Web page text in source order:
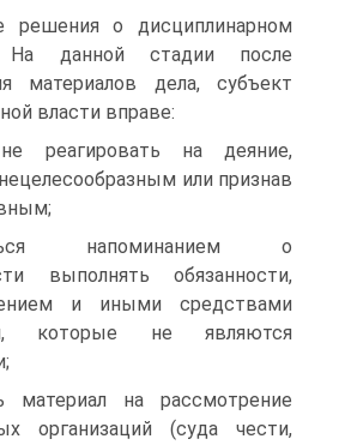
решения о дисциплинарном
На данной стадии после
материалов дела, субъект
власти вправе:
реагировать на деяние,
или признав
напоминанием о
выполнять обязанности,
и иными средствами
которые не являются
материал на рассмотрение
организаций (суда чести,